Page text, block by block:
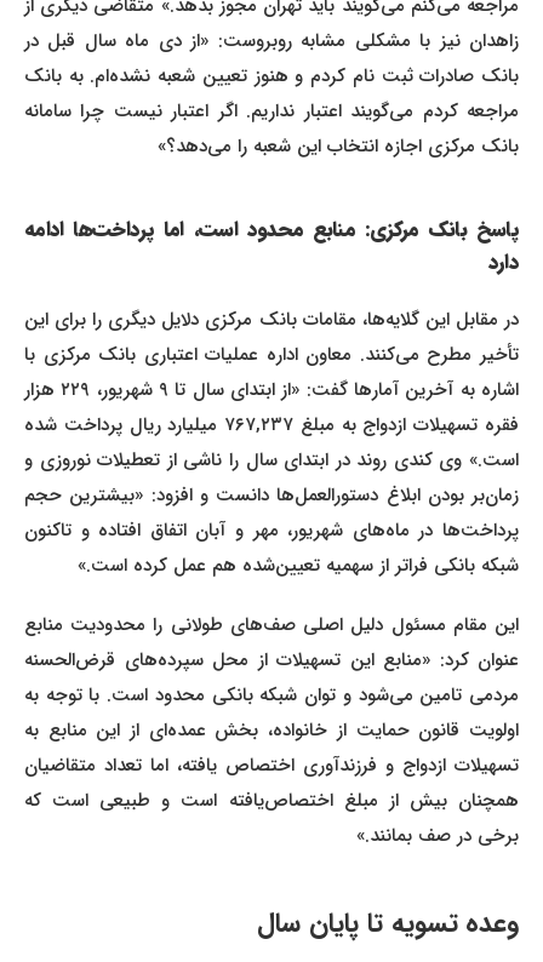
مراجعه می‌کنم می‌گویند باید تهران مجوز بدهد.» متقاضی دیگری از
زاهدان نیز با مشکلی مشابه روبروست: «از دی ماه سال قبل در
بانک صادرات ثبت نام کردم و هنوز تعیین شعبه نشده‌ام. به بانک
مراجعه کردم می‌گویند اعتبار نداریم. اگر اعتبار نیست چرا سامانه
بانک مرکزی اجازه انتخاب این شعبه را می‌دهد؟»
پاسخ بانک مرکزی: منابع محدود است، اما پرداخت‌ها ادامه
دارد
در مقابل این گلایه‌ها، مقامات بانک مرکزی دلایل دیگری را برای این
تأخیر مطرح می‌کنند. معاون اداره عملیات اعتباری بانک مرکزی با
اشاره به آخرین آمارها گفت: «از ابتدای سال تا ۹ شهریور، ۲۲۹ هزار
فقره تسهیلات ازدواج به مبلغ ۷۶۷,۲۳۷ میلیارد ریال پرداخت شده
است.» وی کندی روند در ابتدای سال را ناشی از تعطیلات نوروزی و
زمان‌بر بودن ابلاغ دستورالعمل‌ها دانست و افزود: «بیشترین حجم
پرداخت‌ها در ماه‌های شهریور، مهر و آبان اتفاق افتاده و تاکنون
شبکه بانکی فراتر از سهمیه تعیین‌شده هم عمل کرده است.»
این مقام مسئول دلیل اصلی صف‌های طولانی را محدودیت منابع
عنوان کرد: «منابع این تسهیلات از محل سپرده‌های قرض‌الحسنه
مردمی تامین می‌شود و توان شبکه بانکی محدود است. با توجه به
اولویت قانون حمایت از خانواده، بخش عمده‌ای از این منابع به
تسهیلات ازدواج و فرزندآوری اختصاص یافته، اما تعداد متقاضیان
همچنان بیش از مبلغ اختصاص‌یافته است و طبیعی است که
برخی در صف بمانند.»
وعده تسویه تا پایان سال